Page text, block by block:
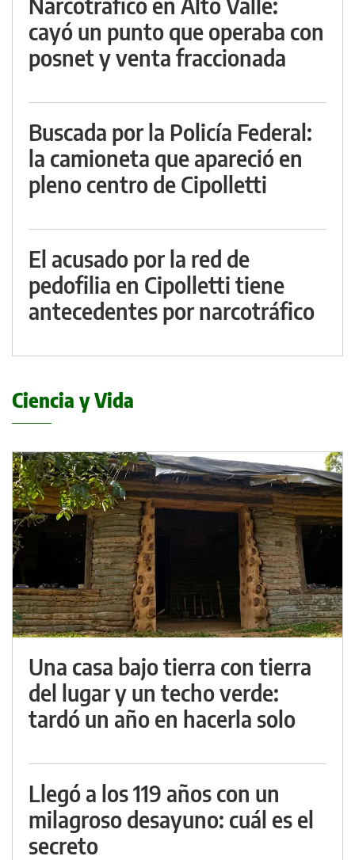
cayó un punto que operaba con
posnet y venta fraccionada
Buscada por la Policía Federal:
la camioneta que apareció en
pleno centro de Cipolletti
El acusado por la red de
pedofilia en Cipolletti tiene
antecedentes por narcotráfico
Ciencia y Vida
Una casa bajo tierra con tierra
del lugar y un techo verde:
tardó un año en hacerla solo
Llegó a los 119 años con un
milagroso desayuno: cuál es el
secreto